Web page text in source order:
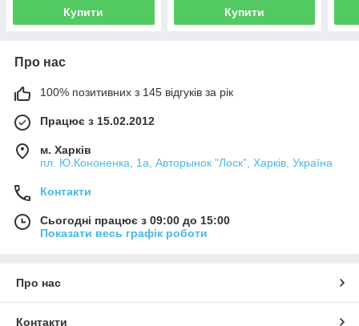
Купити Купити
Про нас
100% позитивних з 145 відгуків за рік
Працює з 15.02.2012
м. Харків
пл. Ю.Кононенка, 1а, Авторынок "Лоск", Харків, Україна
Контакти
Сьогодні працює з 09:00 до 15:00
Показати весь графік роботи
Про нас
Контакти